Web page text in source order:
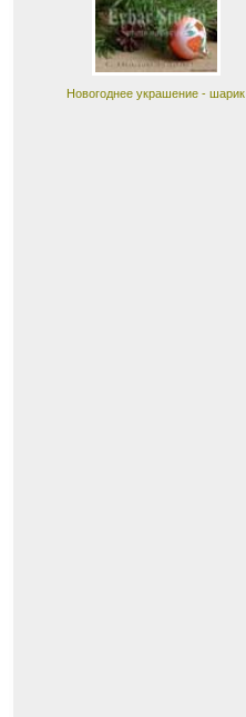
Новогоднее украшение - шарик